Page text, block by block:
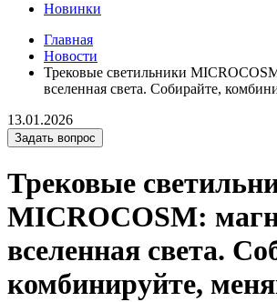
Новинки
Главная
Новости
Трековые светильники
вселенная света. Собирайте,
13.01.2026
Задать вопрос
Трековые
MICROCOSM:
вселенная света.
комбинируйте,